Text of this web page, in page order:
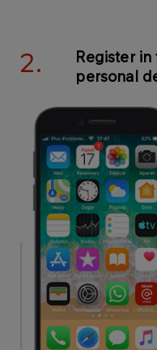
2.
Register
personal